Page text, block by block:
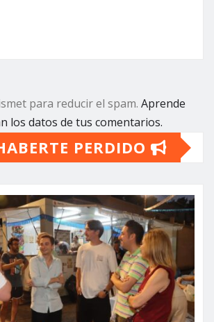
para reducir el spam. Aprende
los datos de tus comentarios.
PERDIDO